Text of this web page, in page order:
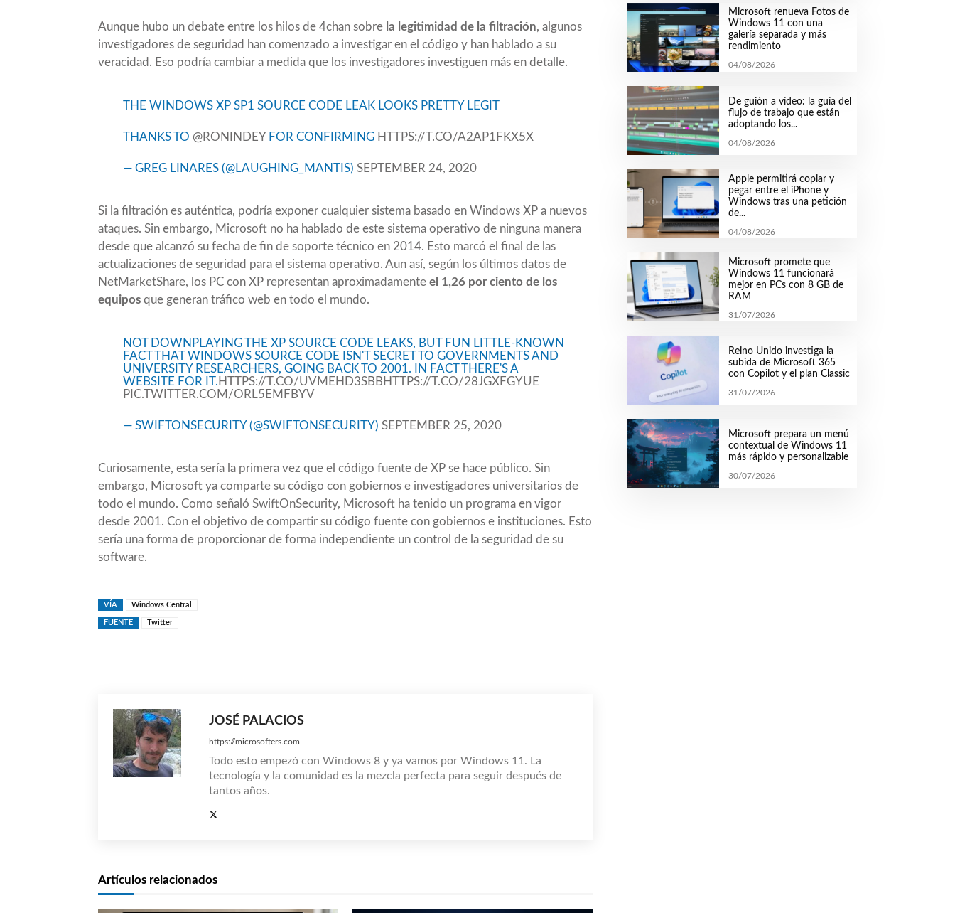
Aunque hubo un debate entre los hilos de 4chan sobre la legitimidad de la filtración, algunos
investigadores de seguridad han comenzado a investigar en el código y han hablado a su
veracidad. Eso podría cambiar a medida que los investigadores investiguen más en detalle.
THE WINDOWS XP SP1 SOURCE CODE LEAK LOOKS PRETTY LEGIT
THANKS TO @RONINDEYFOR CONFIRMING HTTPS://T.CO/A2AP1FKX5X
— GREG LINARES (@LAUGHING_MANTIS) SEPTEMBER 24, 2020
Si la filtración es auténtica, podría exponer cualquier sistema basado en Windows XP a nuevos
ataques. Sin embargo, Microsoft no ha hablado de este sistema operativo de ninguna manera
desde que alcanzó su fecha de fin de soporte técnico en 2014. Esto marcó el final de las
actualizaciones de seguridad para el sistema operativo. Aun así, según los últimos datos de
NetMarketShare, los PC con XP representan aproximadamente el 1,26 por ciento de los
equipos que generan tráfico web en todo el mundo.
NOT DOWNPLAYING THE XP SOURCE CODE LEAKS, BUT FUN LITTLE-KNOWN
FACT THAT WINDOWS SOURCE CODE ISN'T SECRET TO GOVERNMENTS AND
UNIVERSITY RESEARCHERS, GOING BACK TO 2001. IN FACT THERE'S A
WEBSITE FOR IT. HTTPS://T.CO/UVMEHD3SBB HTTPS://T.CO/28JGXFGYUE
PIC.TWITTER.COM/ORL5EMFBYV
— SWIFTONSECURITY (@SWIFTONSECURITY) SEPTEMBER 25, 2020
Curiosamente, esta sería la primera vez que el código fuente de XP se hace público. Sin
embargo, Microsoft ya comparte su código con gobiernos e investigadores universitarios de
todo el mundo. Como señaló SwiftOnSecurity, Microsoft ha tenido un programa en vigor
desde 2001. Con el objetivo de compartir su código fuente con gobiernos e instituciones. Esto
sería una forma de proporcionar de forma independiente un control de la seguridad de su
software.
VÍA Windows Central
FUENTE Twitter
JOSÉ PALACIOS
https://microsofters.com
Todo esto empezó con Windows 8 y ya vamos por Windows 11. La
tecnología y la comunidad es la mezcla perfecta para seguir después de
tantos años.
Artículos relacionados
Microsoft renueva Fotos de
Windows 11 con una
galería separada y más
rendimiento
04/08/2026
De guión a vídeo: la guía del
flujo de trabajo que están
adoptando los...
04/08/2026
Apple permitirá copiar y
pegar entre el iPhone y
Windows tras una petición
de...
04/08/2026
Microsoft promete que
Windows 11 funcionará
mejor en PCs con 8 GB de
RAM
31/07/2026
Reino Unido investiga la
subida de Microsoft 365
con Copilot y el plan Classic
31/07/2026
Microsoft prepara un menú
contextual de Windows 11
más rápido y personalizable
30/07/2026